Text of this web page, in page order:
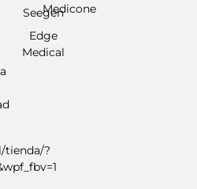
tienda/?
Seegen
Edge
Medical
Medicone